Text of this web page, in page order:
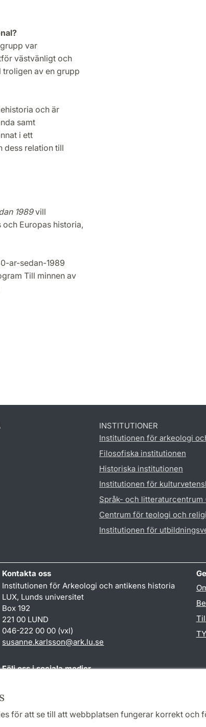
för att se till att webbplatsen fungerar korrekt och
var
västvänligt och
troligen av en grupp
och är
samt
i ett
dess relation till
1989vill
Europas historia,
ar-sedan-1989
Till minnen av
INSTITUTIONER
Institutionen för arkeologi
Filosofiska institutionen
Historiska institutionen
Institutionen för
Språk- och litteraturcentrum
Centrum för teologi och
Institutionen för
Kontakta oss
Institutionen för Arkeologi och antikens historia
LUX, Lunds universitet
Box 192
221 00 LUND
046-222 00 00 (vxl)
susanne.karlsson@ark.lu.se
Följ oss i sociala medier